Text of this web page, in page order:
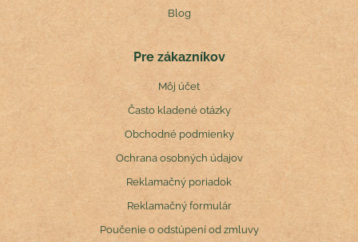
Blog
Pre zákazníkov
Môj účet
Často kladené otázky
Obchodné podmienky
Ochrana osobných údajov
Reklamačný poriadok
Reklamačný formulár
Poučenie o odstúpení od zmluvy